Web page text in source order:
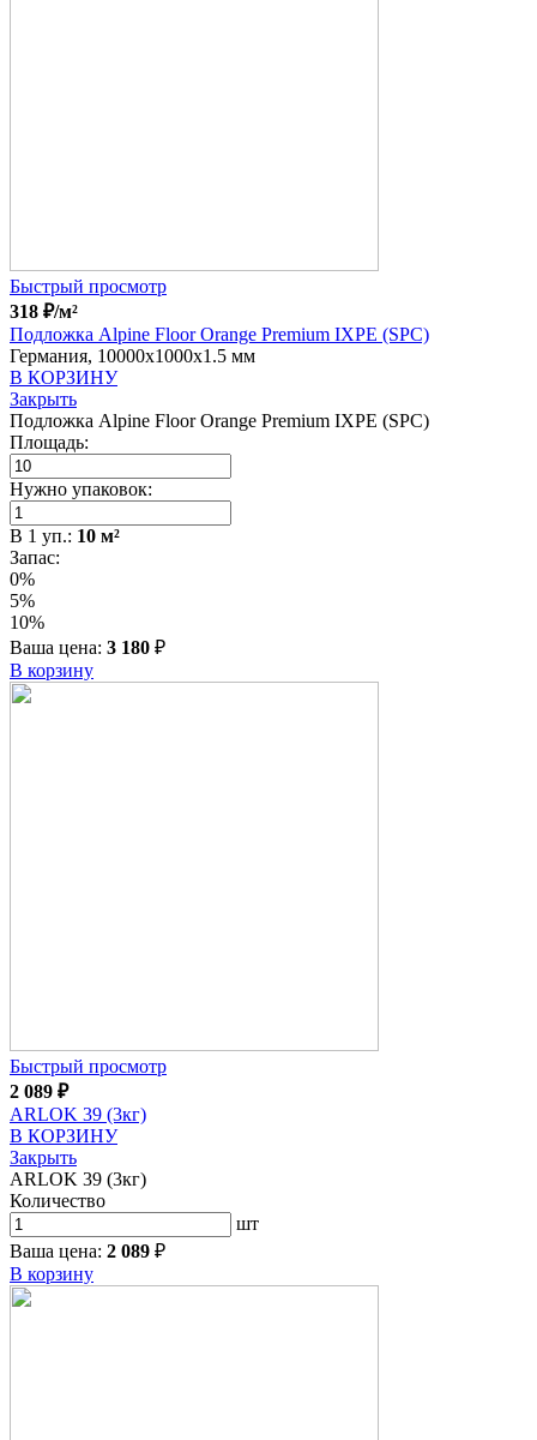
Быстрый просмотр
318 ₽/м²
Подложка Alpine Floor Orange Premium IXPE (SPC)
Германия, 10000x1000x1.5 мм
В КОРЗИНУ
Закрыть
Подложка Alpine Floor Orange Premium IXPE (SPC)
Площадь:
Нужно упаковок:
В 1 уп.: 10 м²
Запас:
0%
5%
10%
Ваша цена: 3 180 ₽
В корзину
Быстрый просмотр
2 089 ₽
ARLOK 39 (3кг)
В КОРЗИНУ
Закрыть
ARLOK 39 (3кг)
Количество
шт
Ваша цена: 2 089 ₽
В корзину